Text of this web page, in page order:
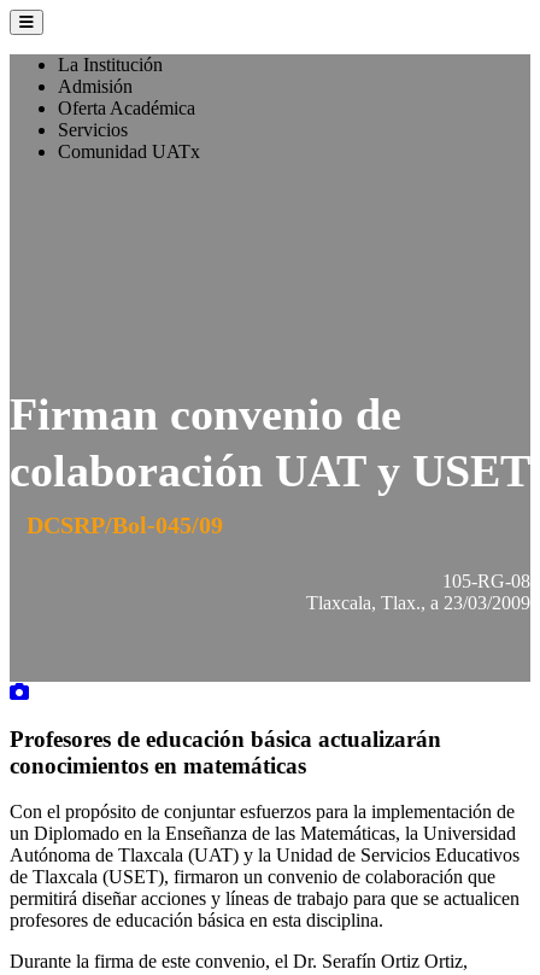
La Institución
Admisión
Oferta Académica
Servicios
Comunidad UATx
Firman convenio de
colaboración UAT y USET
DCSRP/Bol-045/09
105-RG-08
Tlaxcala, Tlax., a 23/03/2009
Profesores de educación básica actualizarán
conocimientos en matemáticas
Con el propósito de conjuntar esfuerzos para la implementación de
un Diplomado en la Enseñanza de las Matemáticas, la Universidad
Autónoma de Tlaxcala (UAT) y la Unidad de Servicios Educativos
de Tlaxcala (USET), firmaron un convenio de colaboración que
permitirá diseñar acciones y líneas de trabajo para que se actualicen
profesores de educación básica en esta disciplina.
Durante la firma de este convenio, el Dr. Serafín Ortiz Ortiz,